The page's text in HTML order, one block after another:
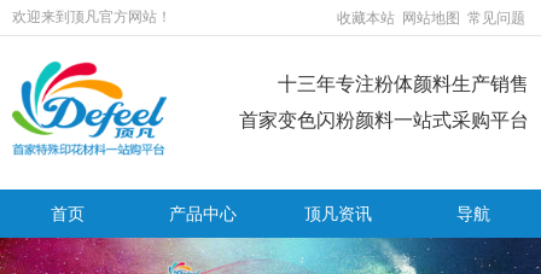
欢迎来到顶凡官方网站！ 收藏本站 网站地图 常见问题
十三年专注粉体颜料生产销售
首家变色闪粉颜料一站式采购平台
首页 产品中心 顶凡资讯 导航